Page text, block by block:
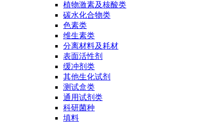
植物激素及核酸类
碳水化合物类
色素类
维生素类
分离材料及耗材
表面活性剂
缓冲剂类
其他生化试剂
测试盒类
通用试剂类
科研菌种
填料